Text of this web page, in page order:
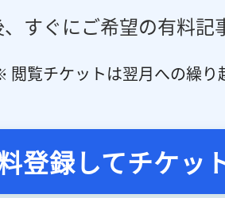
すぐにご希望の有料記
閲覧チケットは翌月への繰り
登録してチケッ